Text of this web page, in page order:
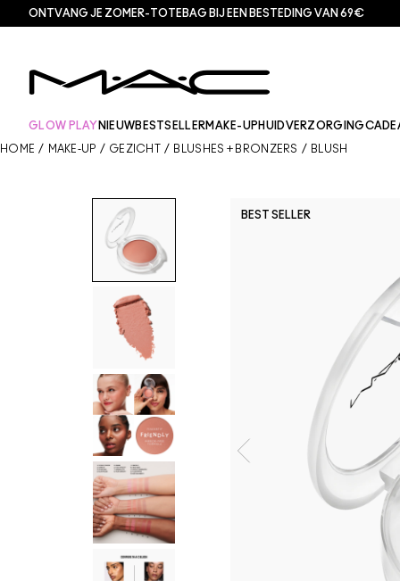
ONTVANG JE ZOMER-TOTEBAG BIJ EEN BESTEDING VAN 69€
GLOW PLAY NIEUWBESTSELLER MAKE-UP HUIDVERZORGING
HOME / MAKE-UP / GEZICHT / BLUSHES + BRONZERS / BLUSH
BEST SELLER